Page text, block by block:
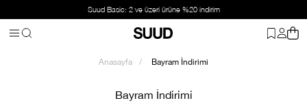
Hafta içi verilen siparişler 24 saat içinde kargoda
Anasayfa Bayram İndirimi
Bayram İndirimi